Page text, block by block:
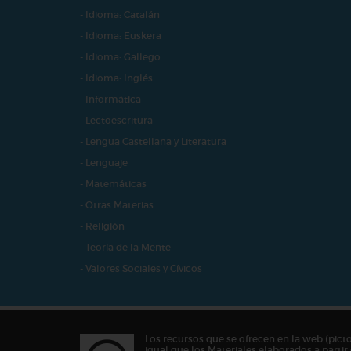
- Idioma: Catalán
- Idioma: Euskera
- Idioma: Gallego
- Idioma: Inglés
- Informática
- Lectoescritura
- Lengua Castellana y Literatura
- Lenguaje
- Matemáticas
- Otras Materias
- Religión
- Teoría de la Mente
- Valores Sociales y Cívicos
Los recursos que se ofrecen en la web